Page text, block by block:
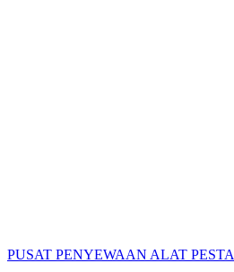
PUSAT PENYEWAAN ALAT PESTA